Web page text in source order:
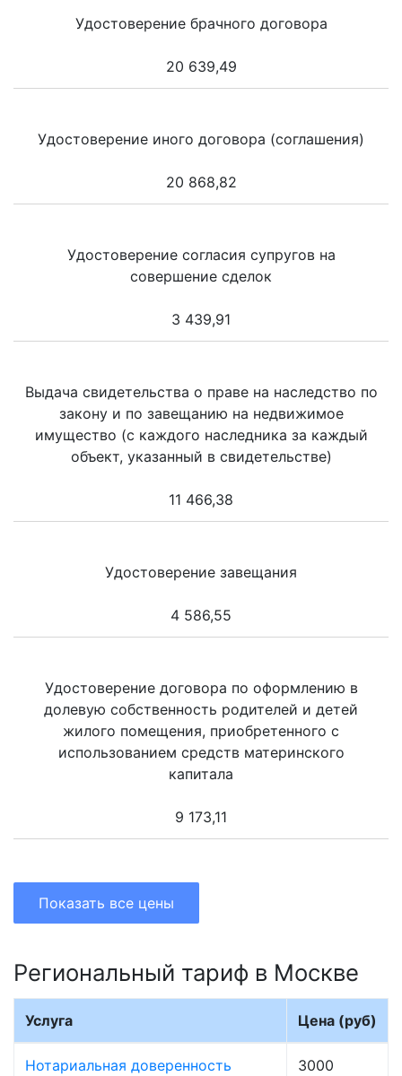
Удостоверение брачного договора
20 639,49
Удостоверение иного договора (соглашения)
20 868,82
Удостоверение согласия супругов на
совершение сделок
3 439,91
Выдача свидетельства о праве на наследство по
закону и по завещанию на недвижимое
имущество (с каждого наследника за каждый
объект, указанный в свидетельстве)
11 466,38
Удостоверение завещания
4 586,55
Удостоверение договора по оформлению в
долевую собственность родителей и детей
жилого помещения, приобретенного с
использованием средств материнского
капитала
9 173,11
Показать все цены
Региональный тариф в Москве
Услуга Цена (руб)
Нотариальная доверенность 3000